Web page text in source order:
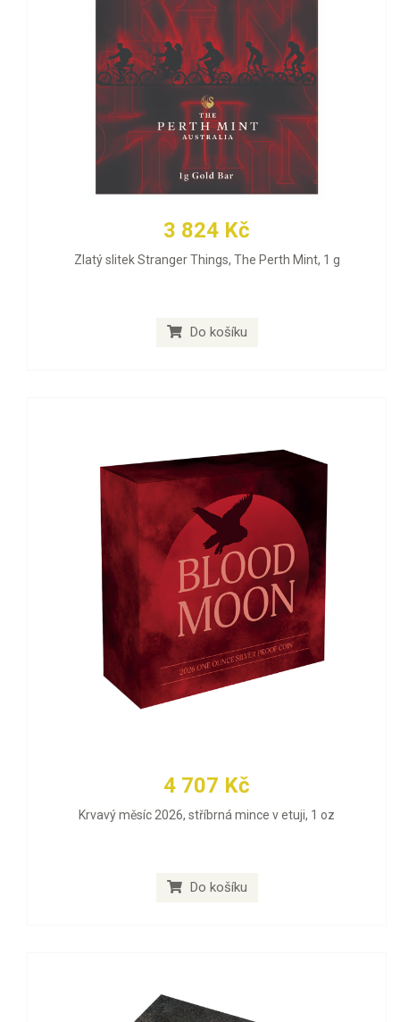
3 824 Kč
Zlatý slitek Stranger Things, The Perth Mint, 1 g
Do košíku
4 707 Kč
Krvavý měsíc 2026, stříbrná mince v etuji, 1 oz
Do košíku